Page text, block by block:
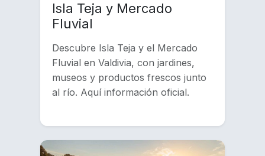
Isla Teja y Mercado
Fluvial
Descubre Isla Teja y el Mercado
Fluvial en Valdivia, con jardines,
museos y productos frescos junto
al río. Aquí información oficial.